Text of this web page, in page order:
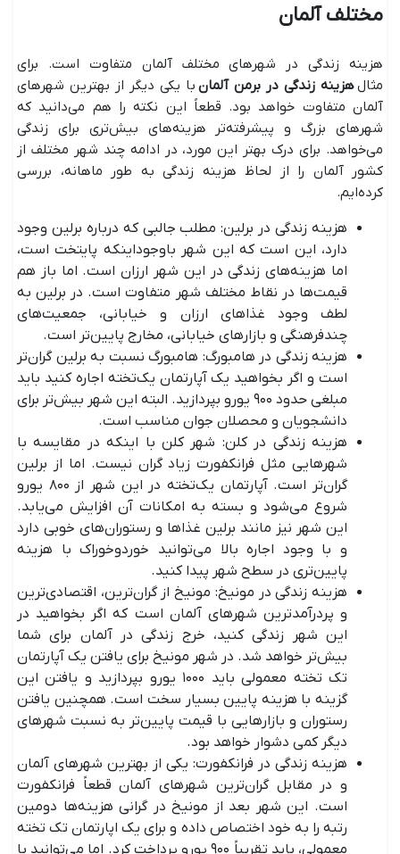
مختلف آلمان
هزینه زندگی در شهرهای مختلف آلمان متفاوت است. برای
مثالهزینه زندگی در برمن آلمان با یکی دیگر از بهترین شهرهای
آلمان متفاوت خواهد بود. قطعاً این نکته را هم می‌دانید که
شهرهای بزرگ و پیشرفته‌تر هزینه‌های بیش‌تری برای زندگی
می‌خواهد. برای درک بهتر این مورد، در ادامه چند شهر مختلف از
کشور آلمان را از لحاظ هزینه زندگی به طور ماهانه، بررسی
کرده‌ایم.
هزینه زندگی در برلین: مطلب جالبی که درباره برلین وجود
دارد، این است که این شهر باوجوداینکه پایتخت است،
اما هزینه‌های زندگی در این شهر ارزان است. اما باز هم
قیمت‌ها در نقاط مختلف شهر متفاوت است. در برلین به
لطف وجود غذاهای ارزان و خیابانی، جمعیت‌های
چندفرهنگی و بازارهای خیابانی، مخارج پایین‌تر است.
هزینه زندگی در هامبورگ: هامبورگ نسبت به برلین گران‌تر
است و اگر بخواهید یک آپارتمان یک‌تخته اجاره کنید باید
مبلغی حدود ۹۰۰ یورو بپردازید. البته این شهر بیش‌تر برای
دانشجویان و محصلان جوان مناسب است.
هزینه زندگی در کلن: شهر کلن با اینکه در مقایسه با
شهرهایی مثل فرانکفورت زیاد گران نیست. اما از برلین
گران‌تر است. آپارتمان یک‌تخته در این شهر از ۸۰۰ یورو
شروع می‌شود و بسته به امکانات آن افزایش می‌یابد.
این شهر نیز مانند برلین غذاها و رستوران‌های خوبی دارد
و با وجود اجاره بالا می‌توانید خوردوخوراک با هزینه
پایین‌تری در سطح شهر پیدا کنید.
هزینه زندگی در مونیخ: مونیخ از گران‌ترین، اقتصادی‌ترین
و پردرآمدترین شهرهای آلمان است که اگر بخواهید در
این شهر زندگی کنید، خرج زندگی در آلمان برای شما
بیش‌تر خواهد شد. در شهر مونیخ برای یافتن یک آپارتمان
تک تخته معمولی باید ۱۰۰۰ یورو بپردازید و یافتن این
گزینه با هزینه پایین بسیار سخت است. همچنین یافتن
رستوران و بازارهایی با قیمت پایین‌تر به نسبت شهرهای
دیگر کمی دشوار خواهد بود.
هزینه زندگی در فرانکفورت: یکی از بهترین شهرهای آلمان
و در مقابل گران‌ترین شهرهای آلمان قطعاً فرانکفورت
است. این شهر بعد از مونیخ در گرانی هزینه‌ها دومین
رتبه را به خود اختصاص داده و برای یک اپارتمان تک تخته
معمولی، باید تقریباً ۹۰۰ یورو پرداخت کرد. اما می‌توانید با